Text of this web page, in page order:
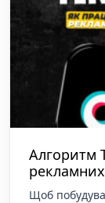
Алгоритм
Щоб